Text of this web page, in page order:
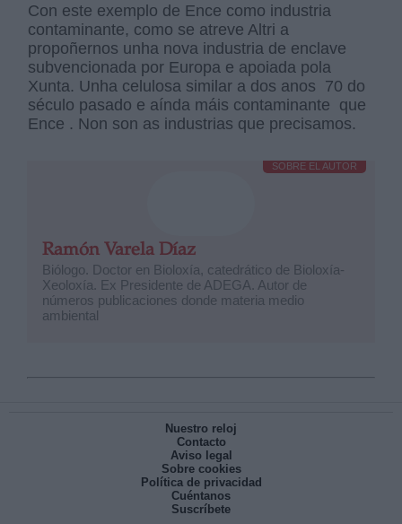
Con este exemplo de Ence como industria
contaminante, como se atreve Altri a
propoñernos unha nova industria de enclave
subvencionada por Europa e apoiada pola
Xunta. Unha celulosa similar a dos anos 70 do
século pasado e aínda máis contaminante que
Ence . Non son as industrias que precisamos.
SOBRE EL AUTOR
Ramón Varela Díaz
Biólogo. Doctor en Bioloxía, catedrático de Bioloxía-
Xeoloxía. Ex Presidente de ADEGA. Autor de
números publicaciones donde materia medio
ambiental
Nuestro reloj
Contacto
Aviso legal
Sobre cookies
Política de privacidad
Cuéntanos
Suscríbete